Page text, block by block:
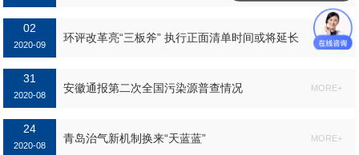
02
2020-09
环评改革亮“三板斧” 执行正面清单时间或将延长
31
2020-08
安徽通报第二次全国污染源普查情况 MORE+
24
2020-08
青岛治气新机制换来“天蓝蓝” MORE+